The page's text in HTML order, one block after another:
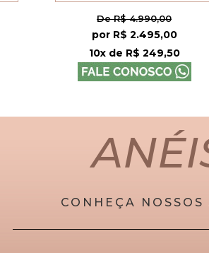
De R$
por R$
10x de
CONHEÇA NOSSOS